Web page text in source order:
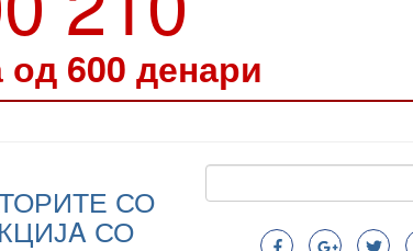
600 денари
СО
СО
Search
Пребарување